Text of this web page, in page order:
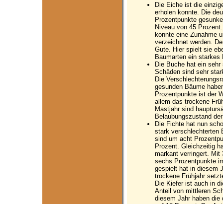
Die Eiche ist die
erholen konnte. Die
Prozentpunkte
Niveau von 45
konnte eine Zunahme
verzeichnet werden.
Gute. Hier spielt sie
Baumarten ein starkes
Die Buche hat ein
Schäden sind sehr
Die
gesunden Bäume
Prozentpunkte ist der
allem das trockene
Mastjahr sind
Belaubungszustand
Die Fichte hat nun
stark verschlechterten
sind um acht
Prozent. Gleichzeitig
markant verringert. Mit
sechs Prozentpunkte
gespielt hat in diesem
trockene Frühjahr
Die Kiefer ist auch in
Anteil von mittleren
diesem Jahr haben die